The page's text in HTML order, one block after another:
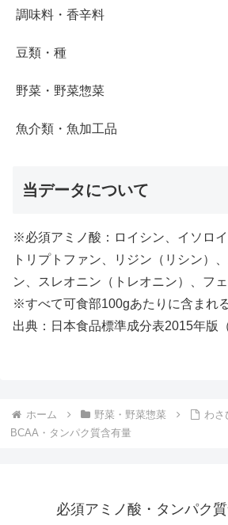
調味料・香辛料
豆類・種
野菜・野菜惣菜
魚介類・魚加工品
当データについて
※必須アミノ酸：ロイシン、イソロイ
トリプトファン、リジン（リシン）
ン、スレオニン（トレオニン）、フ
※すべて可食部100gあたりに含まれ
出典：日本食品標準成分表2015年版
ホーム 野菜・野菜惣菜
わさ
BCAA・タンパク質含有量
必須アミノ酸・タンパク